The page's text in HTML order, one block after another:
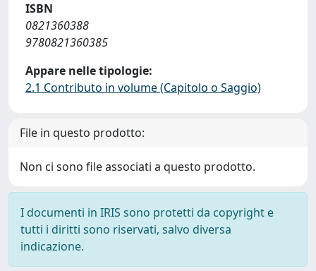
ISBN
0821360388
9780821360385
Appare nelle tipologie:
2.1 Contributo in volume (Capitolo o Saggio)
File in questo prodotto:
Non ci sono file associati a questo prodotto.
I documenti in IRIS sono protetti da copyright e
tutti i diritti sono riservati, salvo diversa
indicazione.